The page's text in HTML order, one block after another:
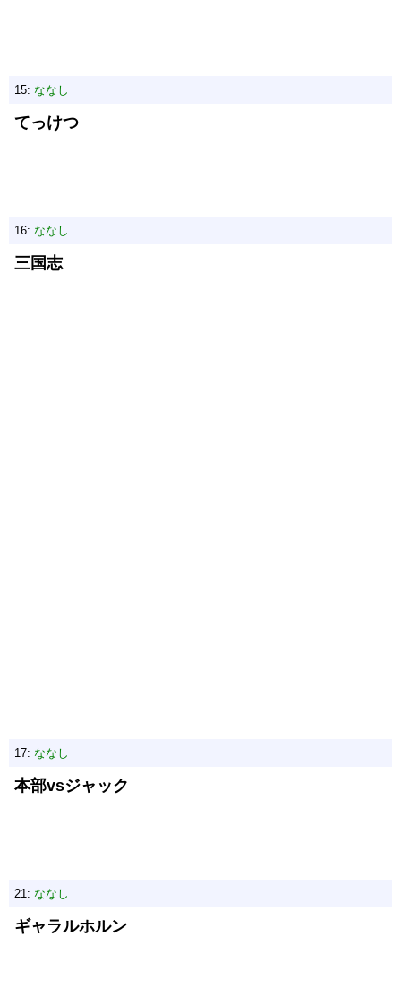
15: ななし
てっけつ
16: ななし
三国志
17: ななし
本部vsジャック
21: ななし
ギャラルホルン